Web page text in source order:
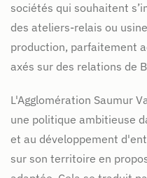
sociétés qui souhaitent
des ateliers-relais ou
production, parfaitement
axés sur des relations de
L'Agglomération Saumur
une politique ambitieuse
et au développement
sur son territoire en